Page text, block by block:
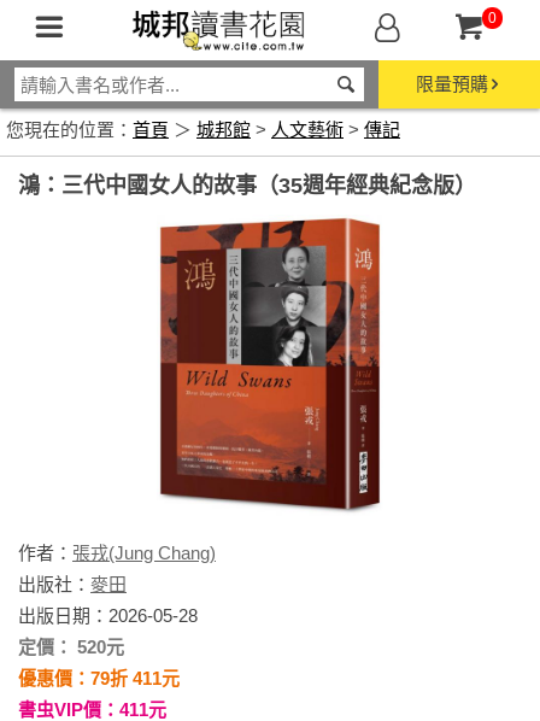
0
限量預購
您現在的位置： 首頁 ＞ 城邦館 > 人文藝術 > 傳記
鴻：三代中國女人的故事（35週年經典紀念版）
作者： 張戎(Jung Chang)
出版社： 麥田
出版日期：2026-05-28
定價： 520元
優惠價：79折 411元
書虫VIP價：411元